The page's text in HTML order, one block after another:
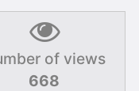
of views
668